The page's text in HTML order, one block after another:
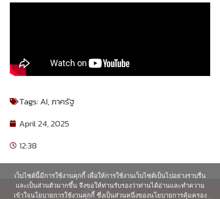
Tags:AI,ภาครัฐ
April 24, 2025
12:38
เว็บไซต์นี้มีการใช้งานคุกกี้ เพื่อให้การใช้งานเว็บไซต์เป็นไปอย่างราบรื่น
และเป็นส่วนตัวมากขึ้น จึงขอให้ท่านรับรองว่าท่านได้อ่านและทำความ
เข้าใจนโยบายการใช้งานคุกกี้ ซึ่งเป็นส่วนหนึ่งของนโยบายการคุ้มครอง